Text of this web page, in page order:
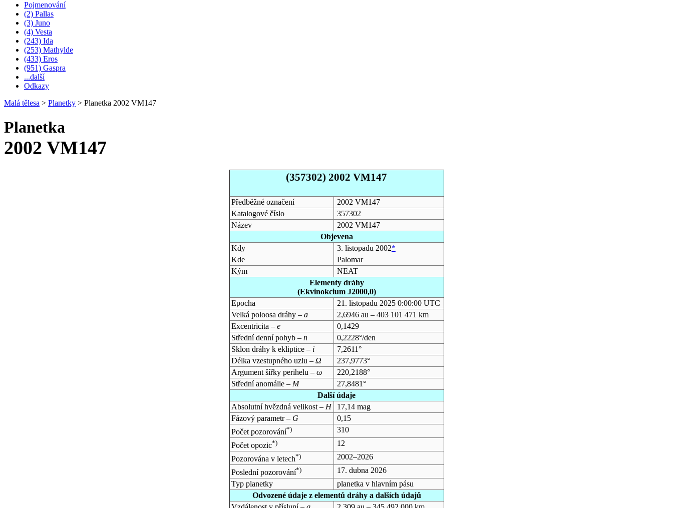
Pojmenování
(2) Pallas
(3) Juno
(4) Vesta
(243) Ida
(253) Mathylde
(433) Eros
(951) Gaspra
...další
Odkazy
Malá tělesa > Planetky > Planetka 2002 VM147
Planetka
2002 VM147
(357302) 2002 VM147
Předběžné označení
2002 VM147
Katalogové číslo
357302
Název
2002 VM147
Objevena
Kdy
3. listopadu 2002*
Kde
Palomar
Kým
NEAT
Elementy dráhy
(Ekvinokcium J2000,0)
Epocha
21. listopadu 2025 0:00:00 UTC
Velká poloosa dráhy – a
2,6946 au – 403 101 471 km
Excentricita – e
0,1429
Střední denní pohyb – n
0,2228°/den
Sklon dráhy k ekliptice – i
7,2611°
Délka vzestupného uzlu – Ω
237,9773°
Argument šířky perihelu – ω
220,2188°
Střední anomálie – M
27,8481°
Další údaje
Absolutní hvězdná velikost – H
17,14 mag
Fázový parametr – G
0,15
Počet pozorování*)
310
Počet opozic*)
12
Pozorována v letech*)
2002–2026
Poslední pozorování*)
17. dubna 2026
Typ planetky
planetka v hlavním pásu
Odvozené údaje z elementů dráhy a dalších údajů